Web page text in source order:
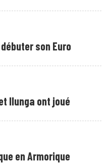
son Euro
Ilunga ont joué
en Armorique